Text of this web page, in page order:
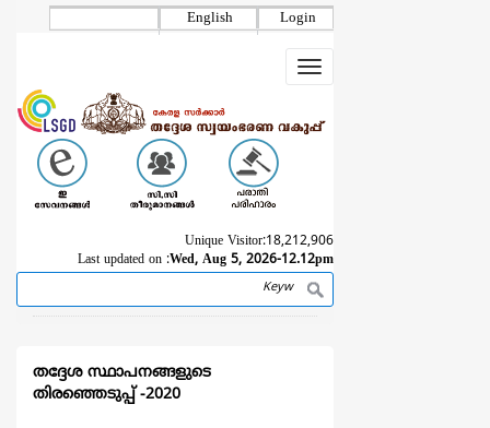
Login
English
Toggle
navigation
Unique Visitor:18,212,906
Last updated on :Wed, Aug 5, 2026-12.12pm
Search
തദ്ദേശ സ്ഥാപനങ്ങളുടെ
തിരഞ്ഞെടുപ്പ്‌ -2020